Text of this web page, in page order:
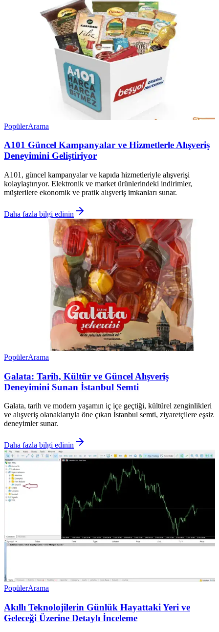
PopülerArama
A101 Güncel Kampanyalar ve Hizmetlerle Alışveriş
Deneyimini Geliştiriyor
A101, güncel kampanyalar ve kapıda hizmetleriyle alışverişi
kolaylaştırıyor. Elektronik ve market ürünlerindeki indirimler,
müşterilere ekonomik ve pratik alışveriş imkanları sunar.
Daha fazla bilgi edinin
PopülerArama
Galata: Tarih, Kültür ve Güncel Alışveriş
Deneyimini Sunan İstanbul Semti
Galata, tarih ve modern yaşamın iç içe geçtiği, kültürel zenginlikleri
ve alışveriş olanaklarıyla öne çıkan İstanbul semti, ziyaretçilere eşsiz
deneyimler sunar.
Daha fazla bilgi edinin
PopülerArama
Akıllı Teknolojilerin Günlük Hayattaki Yeri ve
Geleceği Üzerine Detaylı İnceleme